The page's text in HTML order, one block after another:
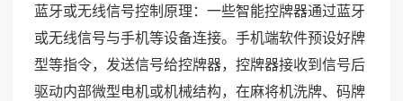
蓝牙或无线信号控制原理：一些智能控牌器通过蓝牙
或无线信号与手机等设备连接。手机端软件预设好牌
型等指令，发送信号给控牌器，控牌器接收到信号后
驱动内部微型电机或机械结构，在麻将机洗牌、码牌